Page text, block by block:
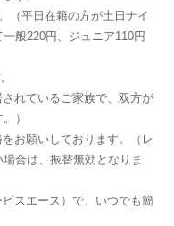
（平日在籍の方が土日ナイ
般220円、ジュニア110円
れているご家族で、双方が
）
お願いしております。（レ
合は、振替無効となりま
スエース）で、いつでも簡